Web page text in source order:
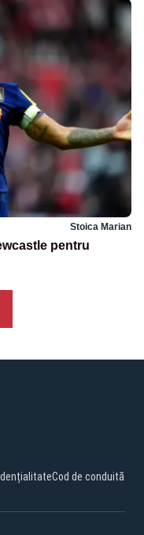
Stoica Marian
pentru
Cod de conduită